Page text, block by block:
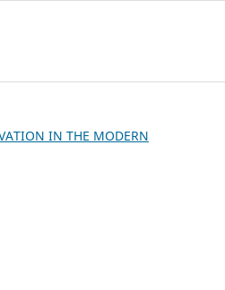
IN THE MODERN